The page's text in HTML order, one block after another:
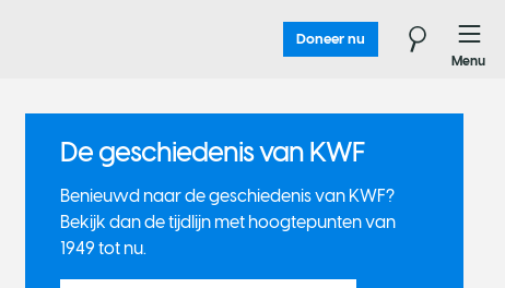
Doneer nu
Menu
De geschiedenis van KWF
Benieuwd​ naar de geschiedenis van KWF?
Bekijk dan de tijdlijn met​ hoogtepunten van
1949 tot nu.